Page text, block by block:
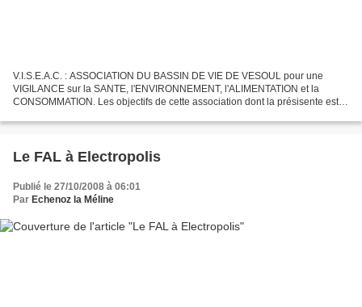
V.I.S.E.A.C. : ASSOCIATION DU BASSIN DE VIE DE VESOUL pour une
VIGILANCE sur la SANTE, l'ENVIRONNEMENT, l'ALIMENTATION et la
CONSOMMATION. Les objectifs de cette association dont la présisente est
Le FAL à Electropolis
Publié le 27/10/2008 à 06:01
Par Echenoz la Méline